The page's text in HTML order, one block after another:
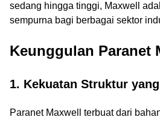
sedang hingga tinggi, Maxwell
sempurna bagi berbagai sektor
Keunggulan Paranet
1. Kekuatan Struktur
Paranet Maxwell terbuat dari